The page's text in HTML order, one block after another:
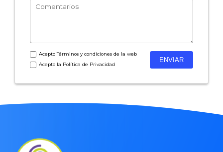
AceptoTérminos y condicionesde la web
Acepto la Política de Privacidad